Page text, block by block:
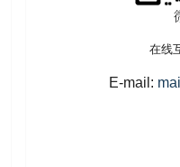
在线
E-mail: